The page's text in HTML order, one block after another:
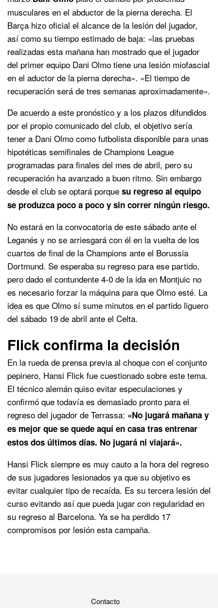
musculares en el abductor de la pierna derecha. El
Barça hizo oficial el alcance de la lesión del jugador,
así como su tiempo estimado de baja: «las pruebas
realizadas esta mañana han mostrado que el jugador
del primer equipo Dani Olmo tiene una lesión miofascial
en el aductor de la pierna derecha». «El tiempo de
recuperación será de tres semanas aproximadamente».
De acuerdo a este pronóstico y a los plazos difundidos
por el propio comunicado del club, el objetivo sería
tener a Dani Olmo como futbolista disponible para unas
hipotéticas semifinales de Champions League
programadas para finales del mes de abril, pero su
recuperación ha avanzado a buen ritmo. Sin embargo
desde el club se optará porque su regreso al equipo
se produzca poco a poco y sin correr ningún riesgo.
No estará en la convocatoria de este sábado ante el
Leganés y no se arriesgará con él en la vuelta de los
cuartos de final de la Champions ante el Borussia
Dortmund. Se esperaba su regreso para ese partido,
pero dado el contundente 4-0 de la ida en Montjuic no
es necesario forzar la máquina para que Olmo esté. La
idea es que Olmo sí sume minutos en el partido liguero
del sábado 19 de abril ante el Celta.
Flick confirma la decisión
En la rueda de prensa previa al choque con el conjunto
pepinero, Hansi Flick fue cuestionado sobre este tema.
El técnico alemán quiso evitar especulaciones y
confirmó que todavía es demasiado pronto para el
regreso del jugador de Terrassa: «No jugará mañana y
es mejor que se quede aquí en casa tras entrenar
estos dos últimos días. No jugará ni viajará».
Hansi Flick siempre es muy cauto a la hora del regreso
de sus jugadores lesionados ya que su objetivo es
evitar cualquier tipo de recaída. Es su tercera lesión del
curso evitando así que pueda jugar con regularidad en
su regreso al Barcelona. Ya se ha perdido 17
compromisos por lesión esta campaña.
Contacto